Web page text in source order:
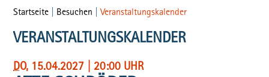
Startseite Besuchen |Veranstaltungskalender
VERANSTALTUNGSKALENDER
DO, 15.04.2027 20:00 UHR